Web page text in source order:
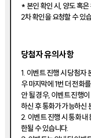
* 본인 확인 시, 양도 혹
2차 확인을 요청할 수 있
당첨자 유의사항
1. 이벤트 진행 시 당첨자
우 마지막에 1번 더 전화
안 될 경우, 이벤트 진행
하신 후 통화가 가능하신
2. 이벤트 진행 시 통화
한될 수 있습니다.